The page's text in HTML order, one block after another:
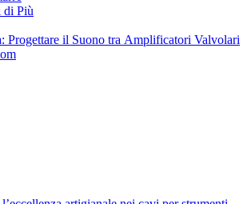
di Più
Progettare il Suono tra Amplificatori Valvolari